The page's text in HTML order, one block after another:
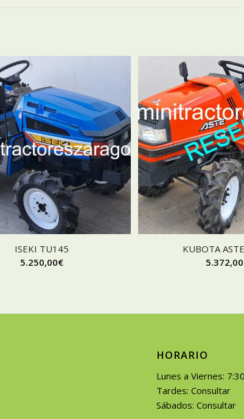
ISEKI TU145
5.250,00€
KUBOTA
5.372,00
HORARIO
Lunes a Viernes:
Tardes: Consultar
Sábados: Consultar